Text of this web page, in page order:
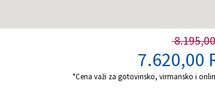
7.620,00
*Cena važi za gotovinsko, virmansko i